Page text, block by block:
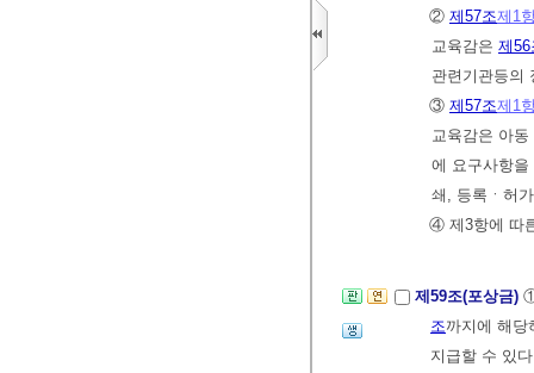
② 제57조제1
교육감은 제56
관련기관등의
③ 제57조제1
교육감은 아
에 요구사항
쇄, 등록ㆍ허
④ 제3항에 따
제59조(포상금)
조까지에 해당
지급할 수 있